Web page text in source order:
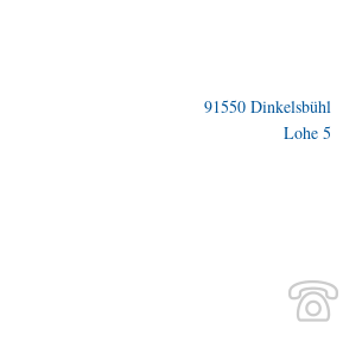
91550 Dinkelsbühl
Lohe 5